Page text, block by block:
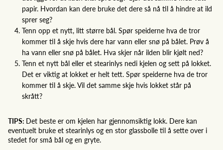
papir. Hvordan kan dere bruke det dere så nå til å hindre at ild
sprer seg?
Tenn opp et nytt, litt større bål. Spør speiderne hva de tror
kommer til å skje hvis dere har vann eller snø på bålet. Prøv å
ha vann eller snø på bålet. Hva skjer når ilden blir kjølt ned?
Tenn et nytt bål eller et stearinlys nedi kjelen og sett på lokket.
Det er viktig at lokket er helt tett. Spør speiderne hva de tror
kommer til å skje. Vil det samme skje hvis lokket står på
skrått?
TIPS: Det beste er om kjelen har gjennomsiktig lokk. Dere kan
eventuelt bruke et stearinlys og en stor glassbolle til å sette over i
stedet for små bål og en gryte.